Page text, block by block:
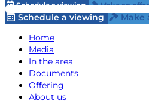
Schedule a viewing Make an
Schedule a viewing Make
Home
Media
In the area
Documents
Offering
About us